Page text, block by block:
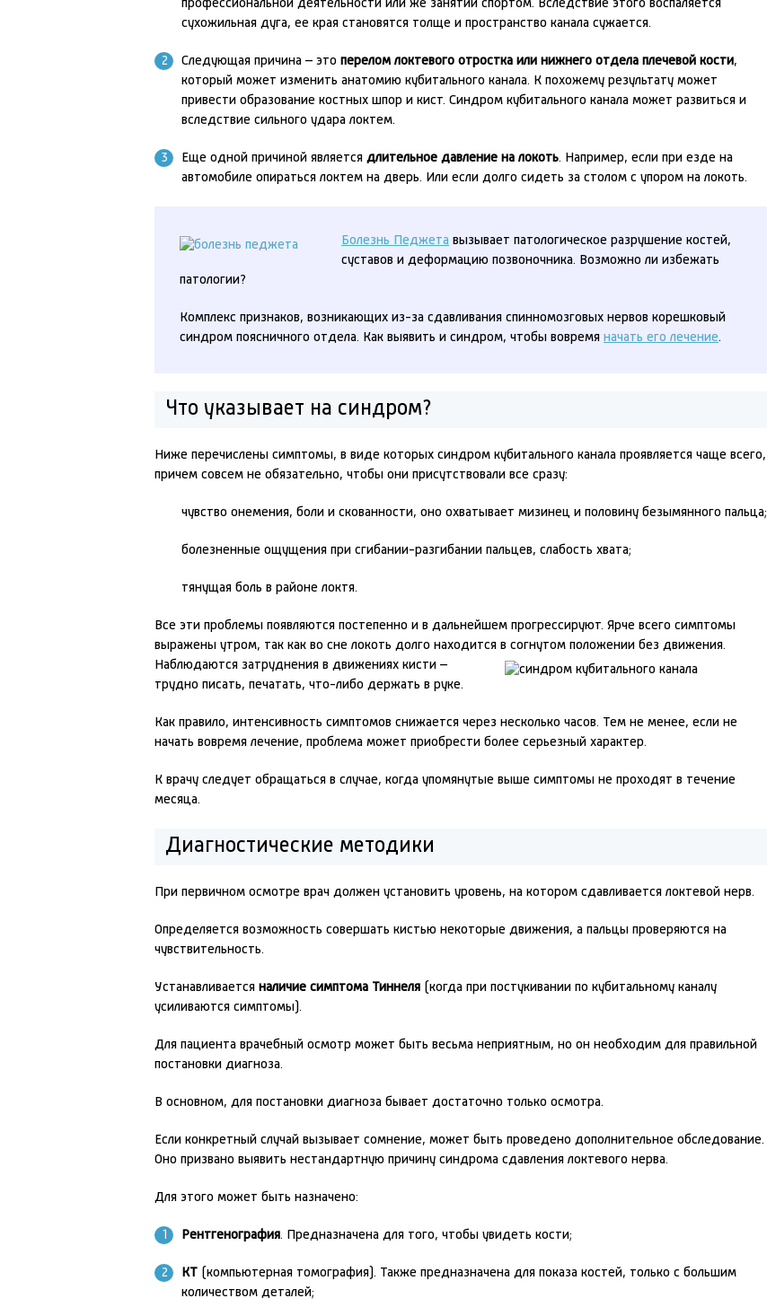
профессиональной деятельности или же занятий спортом. Вследствие этого воспаляется
сухожильная дуга, ее края становятся толще и пространство канала сужается.
Следующая причина – это перелом локтевого отростка или нижнего отдела плечевой кости,
который может изменить анатомию кубитального канала. К похожему результату может
привести образование костных шпор и кист. Синдром кубитального канала может развиться и
вследствие сильного удара локтем.
Еще одной причиной является длительное давление на локоть. Например, если при езде на
автомобиле опираться локтем на дверь. Или если долго сидеть за столом с упором на локоть.
Болезнь Педжета вызывает патологическое разрушение костей,
суставов и деформацию позвоночника. Возможно ли избежать
патологии?
Комплекс признаков, возникающих из-за сдавливания спинномозговых нервов корешковый
синдром поясничного отдела. Как выявить и синдром, чтобы вовремя начать его лечение.
Что указывает на синдром?
Ниже перечислены симптомы, в виде которых синдром кубитального канала проявляется чаще всего,
причем совсем не обязательно, чтобы они присутствовали все сразу:
чувство онемения, боли и скованности, оно охватывает мизинец и половину безымянного пальца;
болезненные ощущения при сгибании-разгибании пальцев, слабость хвата;
тянущая боль в районе локтя.
Все эти проблемы появляются постепенно и в дальнейшем прогрессируют. Ярче всего симптомы
выражены утром, так как во сне локоть долго находится в согнутом положении без движения.
Наблюдаются затруднения в движениях кисти –
трудно писать, печатать, что-либо держать в руке.
Как правило, интенсивность симптомов снижается через несколько часов. Тем не менее, если не
начать вовремя лечение, проблема может приобрести более серьезный характер.
К врачу следует обращаться в случае, когда упомянутые выше симптомы не проходят в течение
месяца.
Диагностические методики
При первичном осмотре врач должен установить уровень, на котором сдавливается локтевой нерв.
Определяется возможность совершать кистью некоторые движения, а пальцы проверяются на
чувствительность.
Устанавливается наличие симптома Тиннеля (когда при постукивании по кубитальному каналу
усиливаются симптомы).
Для пациента врачебный осмотр может быть весьма неприятным, но он необходим для правильной
постановки диагноза.
В основном, для постановки диагноза бывает достаточно только осмотра.
Если конкретный случай вызывает сомнение, может быть проведено дополнительное обследование.
Оно призвано выявить нестандартную причину синдрома сдавления локтевого нерва.
Для этого может быть назначено:
Рентгенография. Предназначена для того, чтобы увидеть кости;
КТ (компьютерная томография). Также предназначена для показа костей, только с большим
количеством деталей;